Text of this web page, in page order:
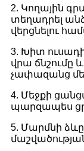
2. Կողային
տեղադրել
վերցնելու
3. Խիտ
վրա ճնշումը
չափազանց
4. Մեջքի
պարզապես
5. Մարմնի